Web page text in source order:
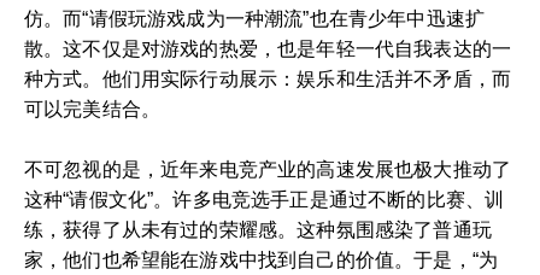
仿。而“请假玩游戏成为一种潮流”也在青少年中迅速扩
散。这不仅是对游戏的热爱，也是年轻一代自我表达的一
种方式。他们用实际行动展示：娱乐和生活并不矛盾，而
可以完美结合。
不可忽视的是，近年来电竞产业的高速发展也极大推动了
这种“请假文化”。许多电竞选手正是通过不断的比赛、训
练，获得了从未有过的荣耀感。这种氛围感染了普通玩
家，他们也希望能在游戏中找到自己的价值。于是，“为